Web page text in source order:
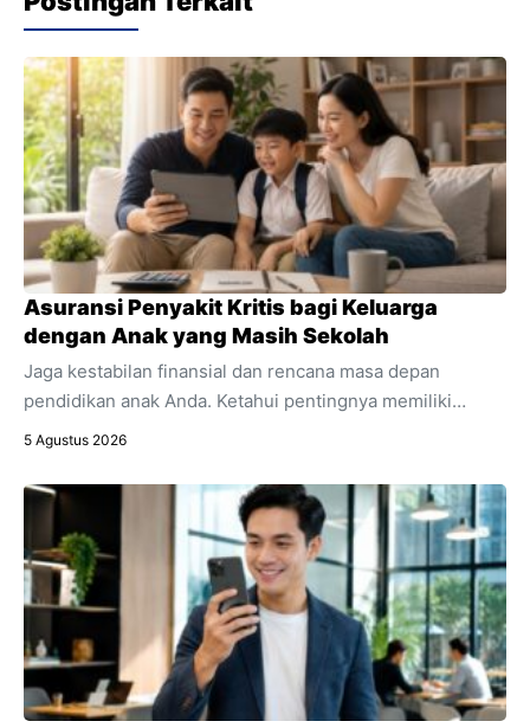
Asuransi Penyakit Kritis bagi Keluarga
dengan Anak yang Masih Sekolah
Jaga kestabilan finansial dan rencana masa depan
pendidikan anak Anda. Ketahui pentingnya memiliki
asuransi penyakit kritis sebagai bagian integral dari
5 Agustus 2026